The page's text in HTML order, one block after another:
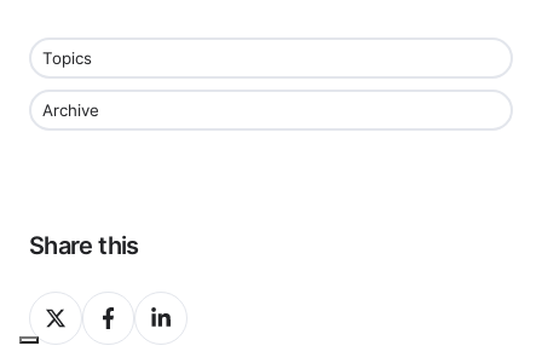
Topics
Archive
Share this
Share
on
Share
on
Share
on